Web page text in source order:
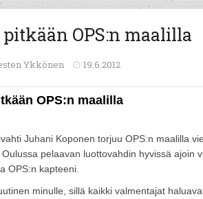
OPS:n maalilla
Ykkönen 19.6.2012
OPS:n maalilla
Juhani Koponen torjuu OPS:n maalilla
pelaavan luottovahdin hyvissä ajoin
OPS:n kapteeni.
minulle, sillä kaikki valmentajat